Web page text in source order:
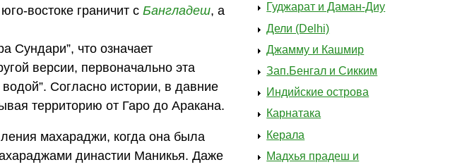
востоке граничит сБангладеш, а
Сундари”, что означает
версии, первоначально эта
Согласно истории, в давние
территорию от Гаро до Аракана.
махараджи, когда она была
династии Маникья. Даже
Гуджарат и Даман-Диу
Дели (Delhi)
Джамму и Кашмир
Зап.Бенгал и Сикким
Индийские острова
Карнатака
Керала
Мадхья прадеш и